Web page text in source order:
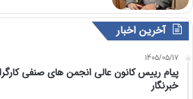
آخرین اخبار
1405/05/17
پیام رییس کانون عالی انجمن های صنفی
خبرنگار